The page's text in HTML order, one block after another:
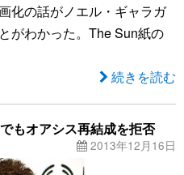
化の話がノエル・ギャラガ
がわかった。The Sun紙の
続きを読む
もオアシス再結成を拒否
2013年12月16日